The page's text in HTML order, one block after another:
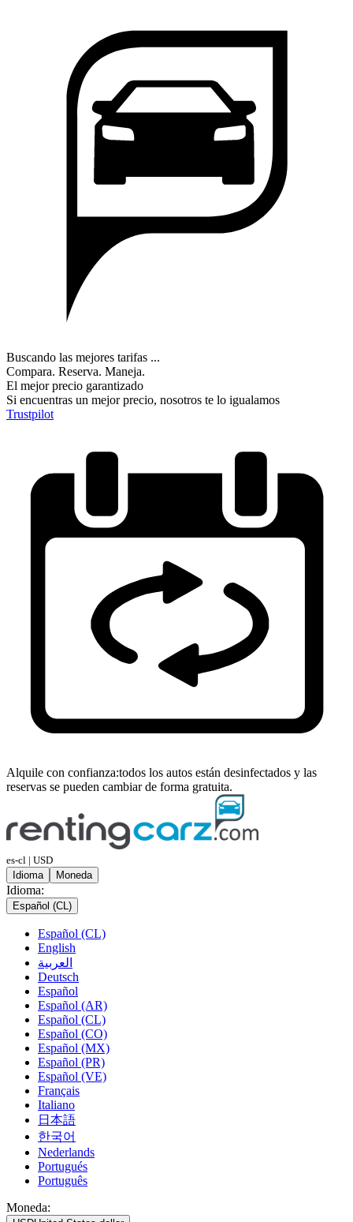
Buscando las mejores tarifas ...
Compara. Reserva. Maneja.
El mejor precio garantizado
Si encuentras un mejor precio, nosotros te lo igualamos
Trustpilot
Alquile con confianza:todos los autos están desinfectados y las
reservas se pueden cambiar de forma gratuita.
es-cl | USD
Idioma
Moneda
Idioma:
Español (CL)
Español (CL)
English
العربية
Deutsch
Español
Español (AR)
Español (CL)
Español (CO)
Español (MX)
Español (PR)
Español (VE)
Français
Italiano
日本語
한국어
Nederlands
Portugués
Português
Moneda: